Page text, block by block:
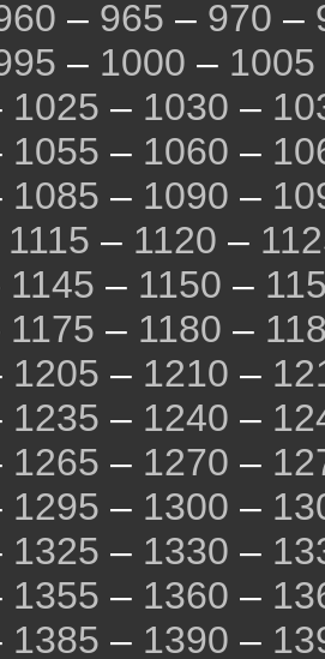
– 965 – 970 –
– 1000 – 1005
1025 – 1030 –
1055 – 1060 –
1085 – 1090 –
1115 – 1120 –
1145 – 1150 –
1175 – 1180 –
1205 – 1210 –
1235 – 1240 –
1265 – 1270 –
1295 – 1300 –
1325 – 1330 –
1355 – 1360 –
1385 – 1390 –